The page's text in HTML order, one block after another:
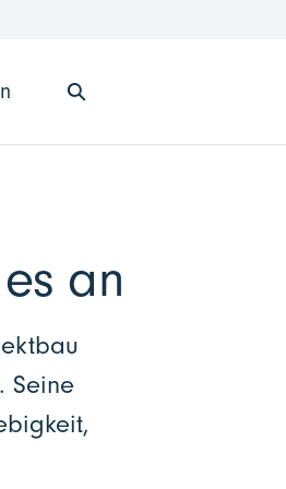
an
Seine